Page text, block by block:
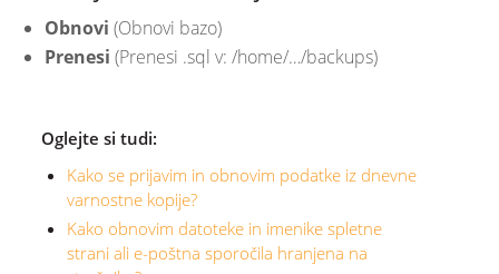
Obnovi (Obnovi bazo)
Prenesi (Prenesi .sql v: /home/…/backups)
Oglejte si tudi:
Kako se prijavim in obnovim podatke iz dnevne
varnostne kopije?
Kako obnovim datoteke in imenike spletne
strani ali e-poštna sporočila hranjena na